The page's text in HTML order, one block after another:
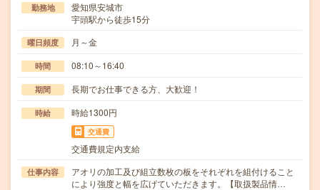
勤務地
愛知県安城市
宇頭駅から徒歩15分
曜日頻度 月～金
時間 08:10～16:40
期間 長期でお仕事できる方、大歓迎！
時給 時給1300円
交通費
交通費規定内支給
仕事内容
アオリの加工及び組立数枚の板をそれぞれを組付けること
により強度と幅を広げていただきます。【取扱製品情…